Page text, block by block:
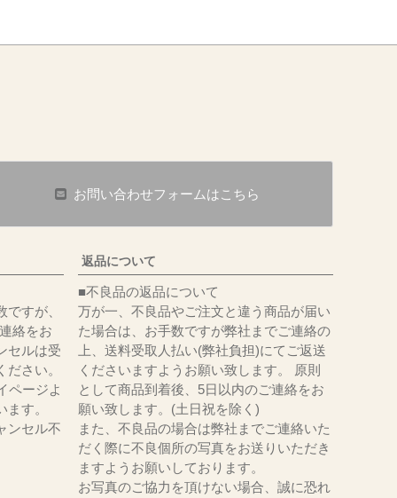
お問い合わせフォームはこちら
すが、
絡をお
セルは受
さい。
ページよ
す。
ンセル不
返品について
■不良品の返品について
万が一、不良品やご注文と違う商品が届い
た場合は、お手数ですが弊社までご連絡の
上、送料受取人払い(弊社負担)にてご返送
くださいますようお願い致します。 原則
として商品到着後、5日以内のご連絡をお
願い致します。(土日祝を除く)
また、不良品の場合は弊社までご連絡いた
だく際に不良個所の写真をお送りいただき
ますようお願いしております。
お写真のご協力を頂けない場合、誠に恐れ